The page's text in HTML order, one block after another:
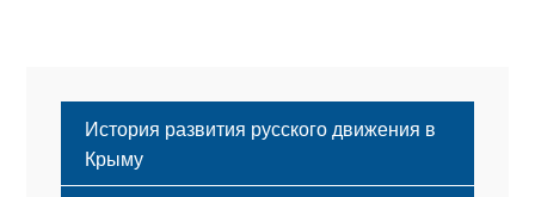
История развития русского движения в
Крыму